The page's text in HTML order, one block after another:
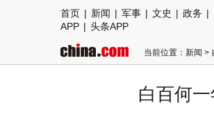
首页 | 新闻 | 军事 | 文史 | 政务 |
APP | 头条APP
当前位置： 新闻 >
白百何